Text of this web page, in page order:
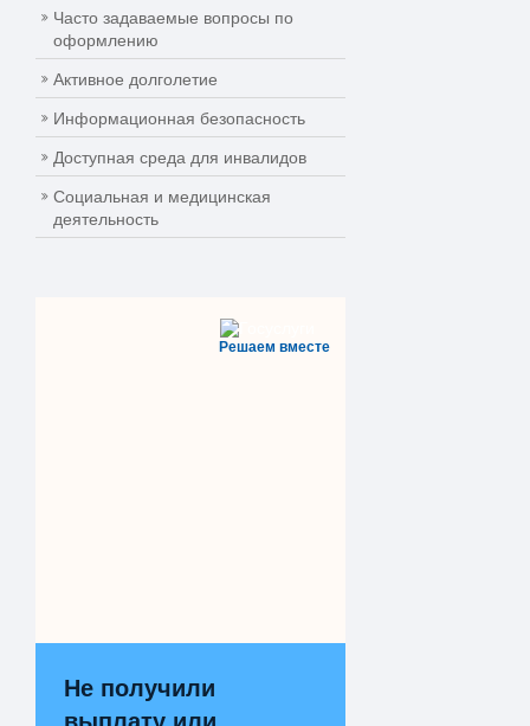
Часто задаваемые вопросы по
оформлению
Активное долголетие
Информационная безопасность
Доступная среда для инвалидов
Социальная и медицинская
деятельность
Решаем вместе
Не получили